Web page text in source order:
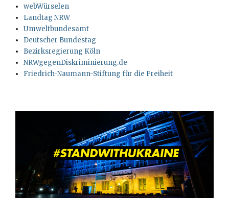
webWürselen
Landtag NRW
Umweltbundesamt
Deutscher Bundestag
Bezirksregierung Köln
NRWgegenDiskriminierung.de
Friedrich-Naumann-Stiftung für die Freiheit